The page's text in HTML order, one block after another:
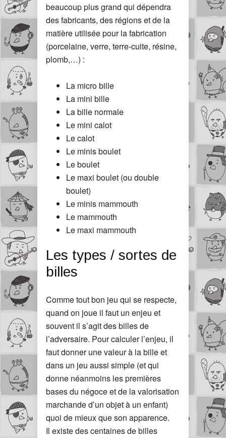
beaucoup plus grand qui dépendra
des fabricants, des régions et de la
matière utilisée pour la fabrication
(porcelaine, verre, terre-cuite, résine,
plomb,…) :
La micro bille
La mini bille
La bille normale
Le mini calot
Le calot
Le minis boulet
Le boulet
Le maxi boulet (ou double
boulet)
Le minis mammouth
Le mammouth
Le maxi mammouth
Les types / sortes de
billes
Comme tout bon jeu qui se respecte,
quand on joue il faut un enjeu et
souvent il s’agit des billes de
l’adversaire. Pour calculer l’enjeu, il
faut donner une valeur à la bille et
dans un jeu aussi simple (et qui
donne néanmoins les premières
bases du négoce et de la valorisation
marchande d’un objet à un enfant)
quoi de mieux que son apparence.
Il existe des centaines de billes